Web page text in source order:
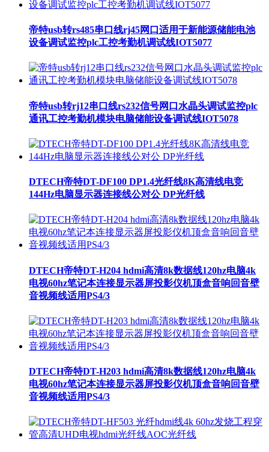
帝特usb转rs485串口线rj45网口适用于新能源储能电池
设备调试监控plc工控考勤机调试线IOT5077
帝特usb转rj12串口线rs232信号网口水晶头调试监控plc
通讯工控考勤机模块电脑储能设备调试线IOT5078
DTECH帝特DT-DF100 DP1.4光纤线8K高清线电竞
144Hz电脑显示器连接线公对公 DP光纤线
DTECH帝特DT-H204 hdmi高清8k数据线120hz电脑4k
电视60hz笔记本连接显示器屏投影仪机顶盒音响回音壁
音视频线适用PS4/3
DTECH帝特DT-H203 hdmi高清8k数据线120hz电脑4k
电视60hz笔记本连接显示器屏投影仪机顶盒音响回音壁
音视频线适用PS4/3